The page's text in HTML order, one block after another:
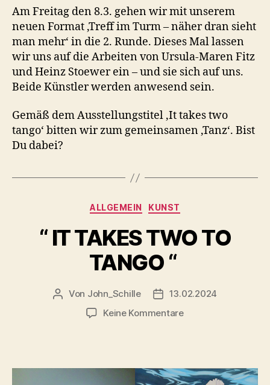
Am Freitag den 8.3. gehen wir mit unserem
neuen Format ‚Treff im Turm – näher dran sieht
man mehr‘ in die 2. Runde. Dieses Mal lassen
wir uns auf die Arbeiten von Ursula-Maren Fitz
und Heinz Stoewer ein – und sie sich auf uns.
Beide Künstler werden anwesend sein.
Gemäß dem Ausstellungstitel ‚It takes two
tango‘ bitten wir zum gemeinsamen ‚Tanz‘. Bist
Du dabei?
Kategorien
ALLGEMEIN KUNST
“ IT TAKES TWO TO
TANGO “
Beitragsautor
Von John_Schille Veröffentlichungsdatum
13.02.2024
Keine Kommentarezu
TANGO “